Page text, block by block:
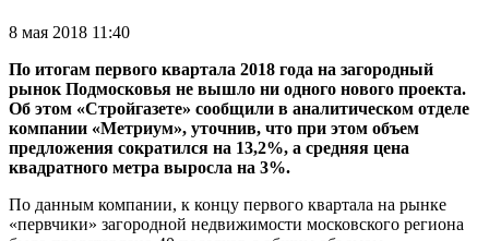
8 мая 2018 11:40
По итогам первого квартала 2018 года на загородный
рынок Подмосковья не вышло ни одного нового проекта.
Об этом «Стройгазете» сообщили в аналитическом отделе
компании «Метриум», уточнив, что при этом объем
предложения сократился на 13,2%, а средняя цена
квадратного метра выросла на 3%.
По данным компании, к концу первого квартала на рынке
«первчики» загородной недвижимости московского региона